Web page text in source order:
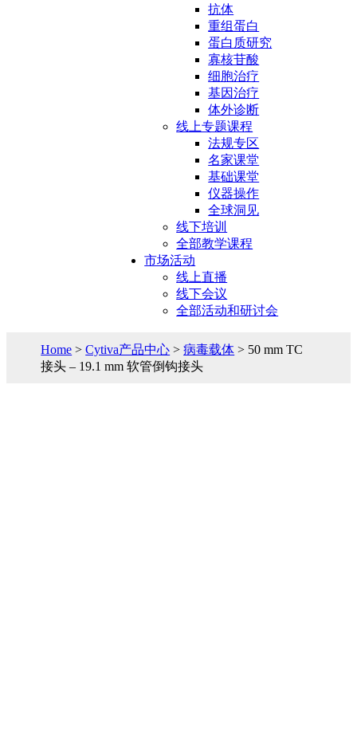
抗体
重组蛋白
蛋白质研究
寡核苷酸
细胞治疗
基因治疗
体外诊断
线上专题课程
法规专区
名家课堂
基础课堂
仪器操作
全球洞见
线下培训
全部教学课程
市场活动
线上直播
线下会议
全部活动和研讨会
Home >Cytiva产品中心 >病毒载体 > 50 mm TC
接头 – 19.1 mm 软管倒钩接头